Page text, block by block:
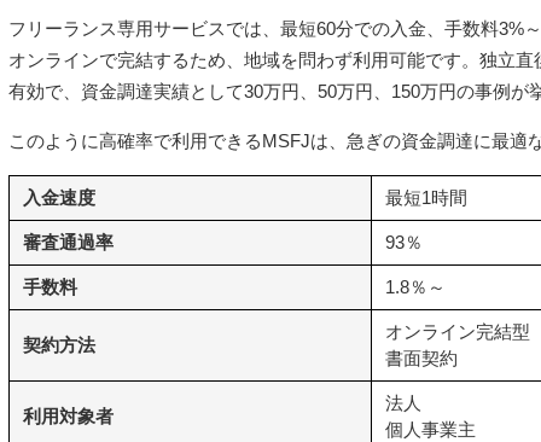
フリーランス専用サービスでは、最短60分での入金、手数料3%
オンラインで完結するため、地域を問わず利用可能です。独立
有効で、資金調達実績として30万円、50万円、150万円の事例が
このように高確率で利用できるMSFJは、急ぎの資金調達に最適
入金速度 最短1時間
審査通過率 93％
手数料 1.8％～
契約方法
オンライン完結型
書面契約
利用対象者
法人
個人事業主